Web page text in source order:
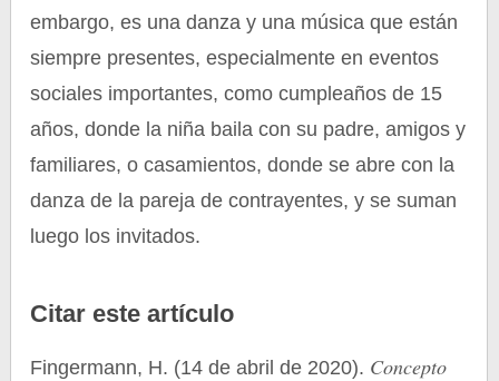
embargo, es una danza y una música que están
siempre presentes, especialmente en eventos
sociales importantes, como cumpleaños de 15
años, donde la niña baila con su padre, amigos y
familiares, o casamientos, donde se abre con la
danza de la pareja de contrayentes, y se suman
luego los invitados.
Citar este artículo
Fingermann, H. (14 de abril de 2020). Concepto